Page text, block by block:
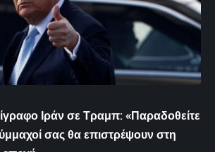
Ιράν σε Τραμπ: «Παραδοθείτε
σας θα επιστρέψουν στη